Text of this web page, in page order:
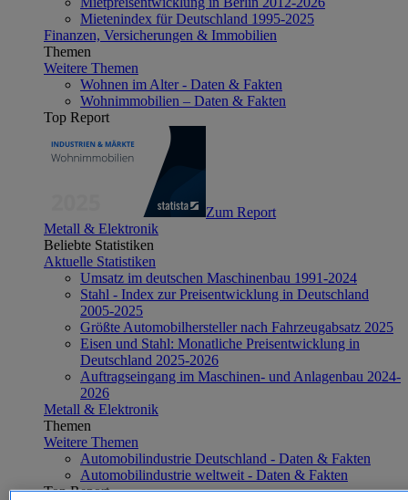
Mietenindex für Deutschland 1995-2025
Finanzen, Versicherungen & Immobilien
Themen
Weitere Themen
Wohnen im Alter - Daten & Fakten
Wohnimmobilien – Daten & Fakten
Top Report
Zum Report
Metall & Elektronik
Beliebte Statistiken
Aktuelle Statistiken
Umsatz im deutschen Maschinenbau 1991-2024
Stahl - Index zur Preisentwicklung in Deutschland
2005-2025
Größte Automobilhersteller nach Fahrzeugabsatz 2025
Eisen und Stahl: Monatliche Preisentwicklung in
Deutschland 2025-2026
Auftragseingang im Maschinen- und Anlagenbau 2024-
2026
Metall & Elektronik
Themen
Weitere Themen
Automobilindustrie Deutschland - Daten & Fakten
Automobilindustrie weltweit - Daten & Fakten
Top Report